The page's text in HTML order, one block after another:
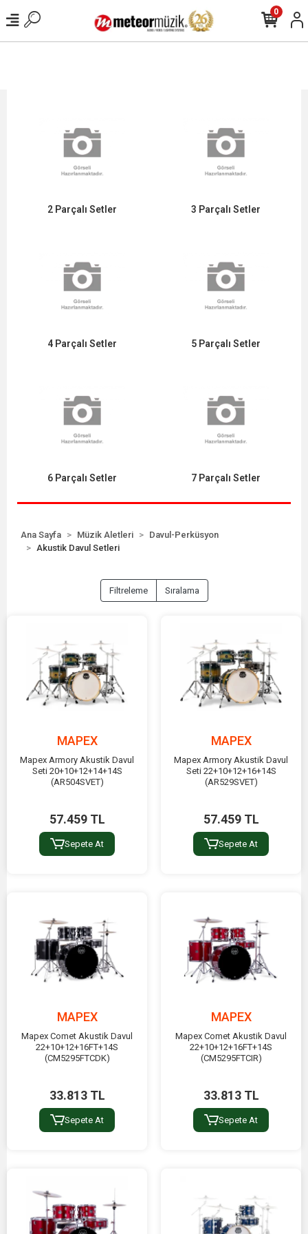
0
2 Parçalı Setler 3 Parçalı Setler
4 Parçalı Setler 5 Parçalı Setler
6 Parçalı Setler 7 Parçalı Setler
Ana Sayfa Müzik Aletleri
Davul-Perküsyon
Akustik Davul Setleri
Filtreleme Sıralama
MAPEX
Mapex Armory Akustik Davul
Seti 20+10+12+14+14S
(AR504SVET)
57.459 TL
Sepete At
MAPEX
Mapex Armory Akustik Davul
Seti 22+10+12+16+14S
(AR529SVET)
57.459 TL
Sepete At
MAPEX
Mapex Comet Akustik Davul
22+10+12+16FT+14S
(CM5295FTCDK)
33.813 TL
Sepete At
MAPEX
Mapex Comet Akustik Davul
22+10+12+16FT+14S
(CM5295FTCIR)
33.813 TL
Sepete At